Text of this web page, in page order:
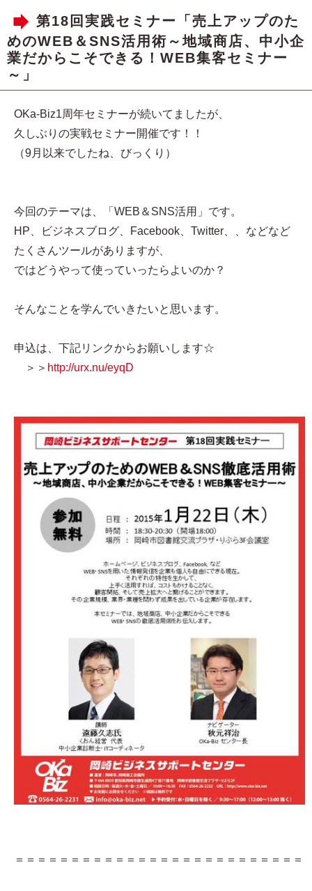
第18回実践セミナー「売上アップのた
めのWEB＆SNS活用術～地域商店、中小企
業だからこそできる！WEB集客セミナー
～」
OKa-Biz1周年セミナーが続いてましたが、
久しぶりの実戦セミナー開催です！！
（9月以来でしたね、びっくり）
今回のテーマは、「WEB＆SNS活用」です。
HP、ビジネスブログ、Facebook、Twitter、、などなど
たくさんツールがありますが、
ではどうやって使っていったらよいのか？
そんなことを学んでいきたいと思います。
申込は、下記リンクからお願いします☆
＞＞ http://urx.nu/eyqD
＝＝＝＝＝＝＝＝＝＝＝＝＝＝＝＝＝＝＝＝＝＝＝＝＝＝